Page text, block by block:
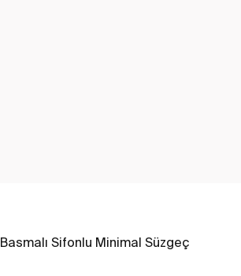
Basmalı Sifonlu Minimal Süzgeç